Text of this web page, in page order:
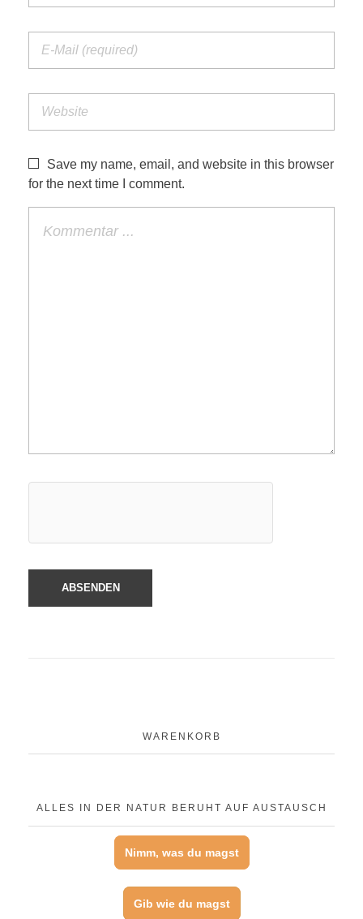
Save my name, email, and website in this browser
for the next time I comment.
WARENKORB
ALLES IN DER NATUR BERUHT AUF AUSTAUSCH
Nimm, was du magst
Gib wie du magst